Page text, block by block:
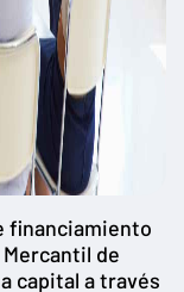
financiamiento
de
capital a través